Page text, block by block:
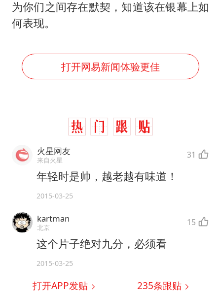
为你们之间存在默契，知道该在银幕上如
何表现。
打开网易新闻体验更佳
火星网友
来自火星 31
年轻时是帅，越老越有味道！
2015-03-25
kartman
北京 15
这个片子绝对九分，必须看
2015-03-25
打开APP发贴 235条跟贴